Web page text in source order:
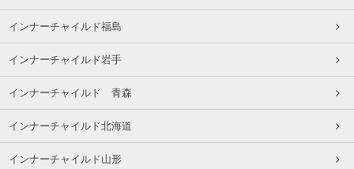
インナーチャイルド福島
インナーチャイルド岩手
インナーチャイルド 青森
インナーチャイルド北海道
インナーチャイルド山形